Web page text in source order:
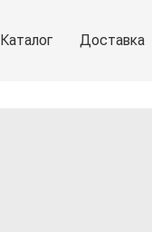
Каталог Доставка